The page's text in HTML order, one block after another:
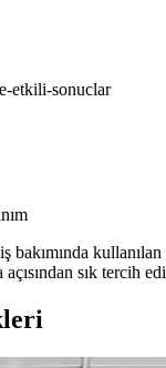
etkili-sonuclar
bakımında
sık tercih